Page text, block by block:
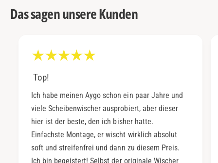
Das sagen unsere Kunden
Top!
Ich habe meinen Aygo schon ein paar Jahre und
viele Scheibenwischer ausprobiert, aber dieser
hier ist der beste, den ich bisher hatte.
Einfachste Montage, er wischt wirklich absolut
soft und streifenfrei und dann zu diesem Preis.
Ich bin begeistert! Selbst der originale Wischer